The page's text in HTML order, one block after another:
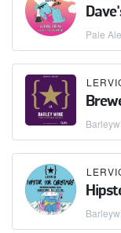
Pale